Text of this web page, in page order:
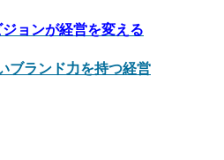
ョンが経営を変える
ブランド力を持つ経営